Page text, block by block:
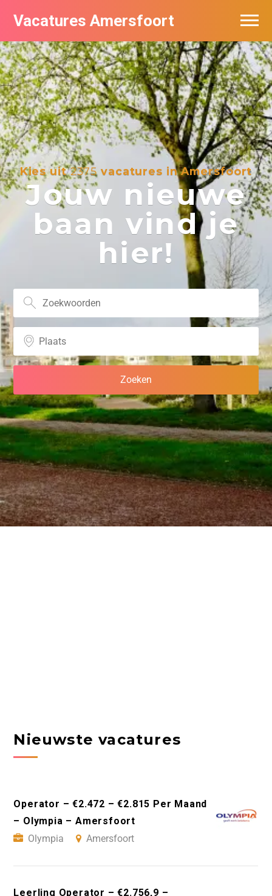
Vacatures Amersfoort
Kies uit2375 vacatures in Amersfoort
Jouw nieuwe
baan vind je
hier!
Nieuwste vacatures
Operator – €2.472 – €2.815 Per Maand
– Olympia – Amersfoort
Olympia
Amersfoort
Leerling Operator – €2.756,9 –
Vacatures per bedrijf
De populairste vacatures in Amersfoort
Nieuwsbrief feed